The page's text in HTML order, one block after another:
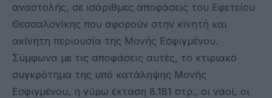
αναστολής, σε ισάριθμες αποφάσεις του Εφετείου
Θεσσαλονίκης που αφορούν στην κινητή και
ακίνητη περιουσία της Μονής Εσφιγμένου.
Σύμφωνα με τις αποφάσεις αυτές, το κτιριακό
συγκρότημα της υπό κατάληψης Μονής
Εσφιγμένου, η γύρω έκταση 8.181 στρ., οι ναοί, οι